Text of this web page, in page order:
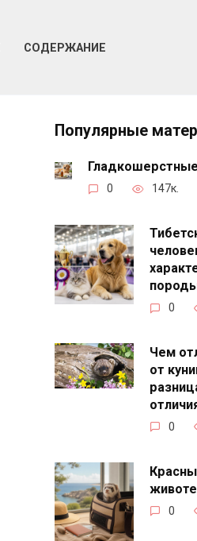
СОДЕРЖАНИЕ
Популярные
0 147к.
0
Чем
от
0
0